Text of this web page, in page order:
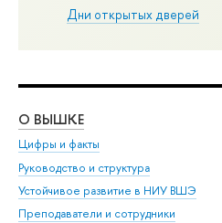
Дни открытых дверей
О ВЫШКЕ
Цифры и факты
Руководство и структура
Устойчивое развитие в НИУ ВШЭ
Преподаватели и сотрудники